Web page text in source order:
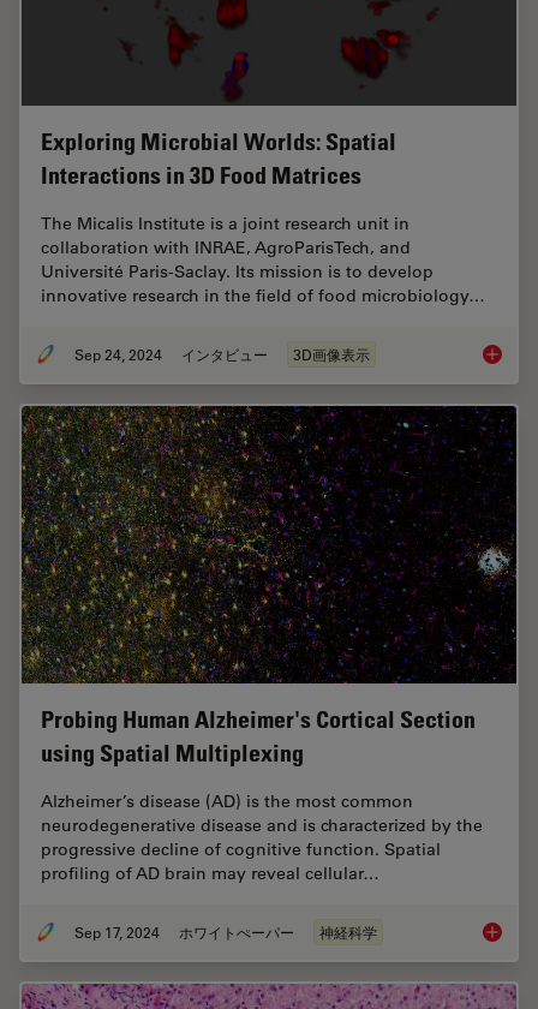
Exploring Microbial Worlds: Spatial
Interactions in 3D Food Matrices
The Micalis Institute is a joint research unit in
collaboration with INRAE, AgroParisTech, and
Université Paris-Saclay. Its mission is to develop
innovative research in the field of food microbiology…
Sep 24, 2024 インタビュー 3D画像表示
Probing Human Alzheimer's Cortical Section
using Spatial Multiplexing
Alzheimer’s disease (AD) is the most common
neurodegenerative disease and is characterized by the
progressive decline of cognitive function. Spatial
profiling of AD brain may reveal cellular…
Sep 17, 2024 ホワイトぺーパー 神経科学